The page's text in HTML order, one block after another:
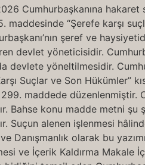
Cumhurbaşkanına hakaret
“Şerefe karşı
şeref ve
devlet yöneticisidir.
devlete yöneltilmesidir.
Suçlar ve Son Hükümler”
299. maddede düzenlenmiştir.
Bahse konu madde metni şu
Suçun alenen işlenmesi
Danışmanlık olarak bu
ve İçerik Kaldırma Makale